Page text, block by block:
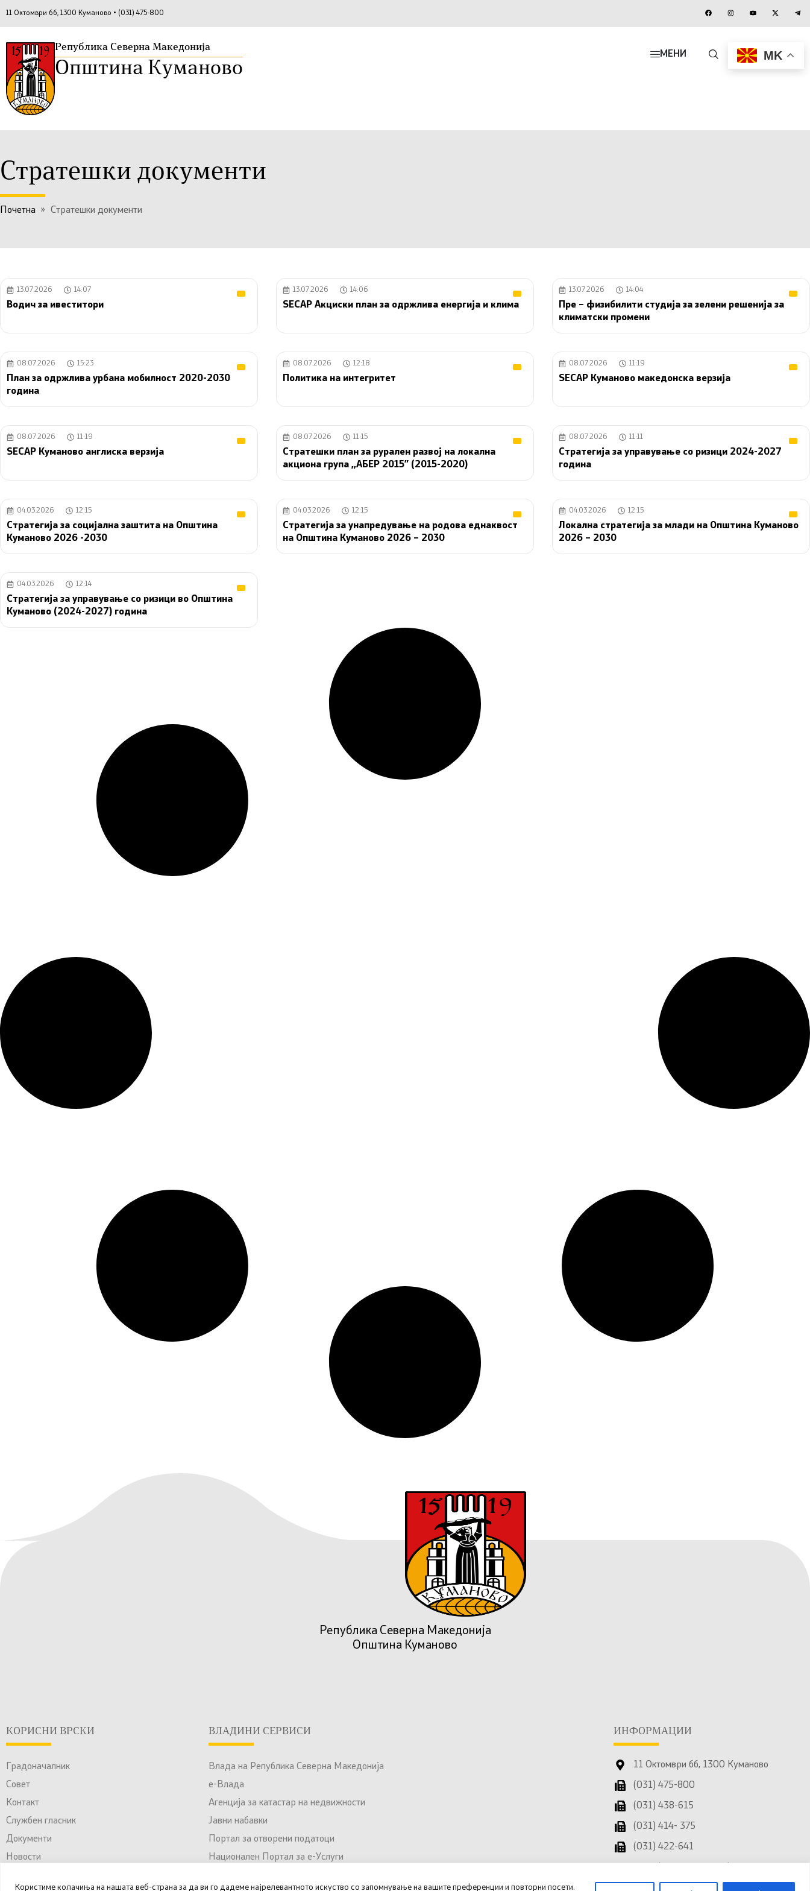
Користиме колачиња на нашата веб-страна за да ви го дадеме најрелевантното искуство со запомнување на вашите преференции и повторни посети.
11 Октомври бб, 1300 Куманово • (031) 475-800
Република Северна Македонија
Општина Куманово
МЕНИ MK
Стратешки документи
Почетна » Стратешки документи
13.07.2026 14:07
Водич за ивеститори
13.07.2026 14:06
SECAP Акциски план за одржлива енергија и клима
13.07.2026 14:04
Пре – физибилити студија за зелени решенија за
климатски промени
08.07.2026 15:23
План за одржлива урбана мобилност 2020-2030
година
08.07.2026 12:18
Политика на интегритет
08.07.2026 11:19
SECAP Куманово македонска верзија
08.07.2026 11:19
SECAP Куманово англиска верзија
08.07.2026 11:15
Стратешки план за рурален развој на локална
акциона група ,,АБЕР 2015” (2015-2020)
08.07.2026 11:11
Стратегија за управување со ризици 2024-2027
година
04.03.2026 12:15
Стратегија за социјална заштита на Општина
Куманово 2026 -2030
04.03.2026 12:15
Стратегија за унапредување на родова еднаквост
на Општина Куманово 2026 – 2030
04.03.2026 12:15
Локална стратегија за млади на Општина Куманово
2026 – 2030
04.03.2026 12:14
Стратегија за управување со ризици во Општина
Куманово (2024-2027) година
Република Северна Македонија
Општина Куманово
КОРИСНИ ВРСКИ
Градоначалник
Совет
Контакт
Службен гласник
Документи
Новости
ВЛАДИНИ СЕРВИСИ
Влада на Република Северна Македонија
е-Влада
Агенција за катастар на недвижности
Јавни набавки
Портал за отворени податоци
Национален Портал за е-Услуги
ИНФОРМАЦИИ
11 Октомври бб, 1300 Куманово
(031) 475-800
(031) 438-615
(031) 414- 375
(031) 422-641